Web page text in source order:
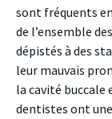
sont fréquents
de l’ensemble
dépistés à des
leur mauvais
la cavité buccale
dentistes ont